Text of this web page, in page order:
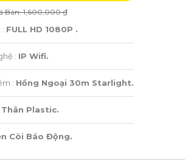
Bán: 1,600,000 ₫
FULL HD 1080P .
: IP Wifi.
: Hồng Ngoại 30m Starlight.
Thân Plastic.
Còi Báo Động.